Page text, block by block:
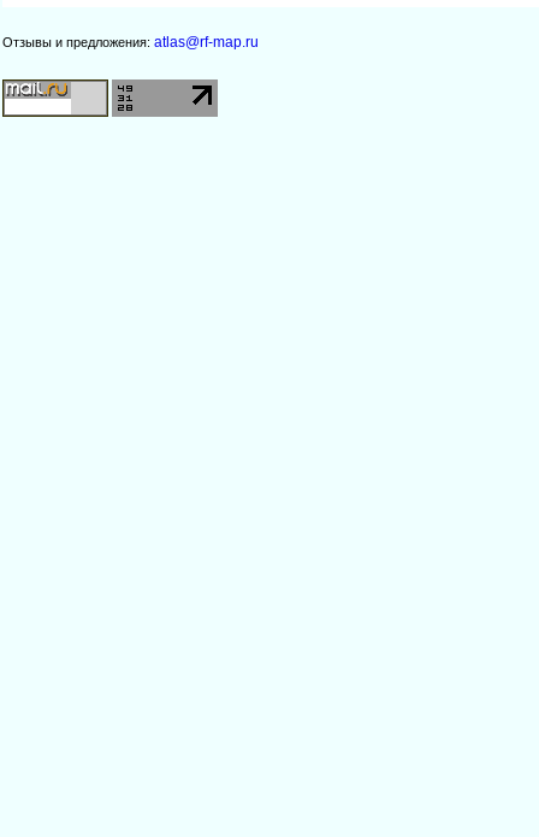
Отзывы и предложения: atlas@rf-map.ru